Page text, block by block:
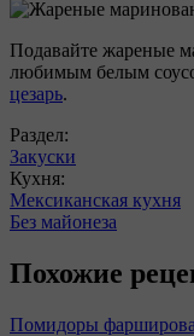
Подавайте жареные
любимым белым
цезарь.
Раздел:
Закуски
Кухня:
Мексиканская кухня
Без майонеза
Похожие
Помидоры